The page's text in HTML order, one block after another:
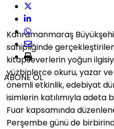
ABONE OL
Kahramanmaraş
sahipliğinde
kitapseverlerin yoğun
yüzbinlerce okuru, yazar
önemli etkinlik, edebiyat
isimlerin katılımıyla adeta
Fuar kapsamında
Perşembe günü de